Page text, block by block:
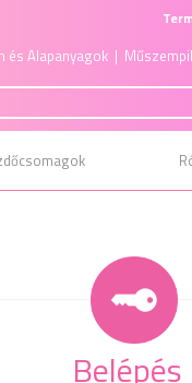
és Alapanyagok |
Belépés